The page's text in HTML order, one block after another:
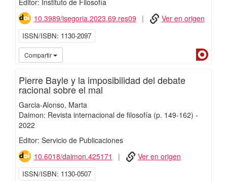
Editor: Instituto de Filosofía
10.3989/isegoria.2023.69.res09
Ver en origen
ISSN/ISBN 1130-2097
Compartir
Pierre Bayle y la imposibilidad del debate
racional sobre el mal
Garcia-Alonso, Marta
Daimon: Revista internacional de filosofía (p. 149-162) -
2022
Editor: Servicio de Publicaciones
10.6018/daimon.425171
Ver en origen
ISSN/ISBN 1130-0507